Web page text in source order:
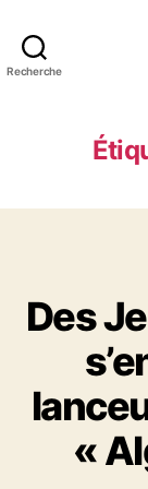
Recherche
Des
«